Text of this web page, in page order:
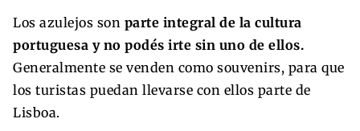
Los azulejos son parte integral de la cultura
portuguesa y no podés irte sin uno de ellos.
Generalmente se venden como souvenirs, para que
los turistas puedan llevarse con ellos parte de
Lisboa.